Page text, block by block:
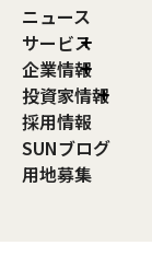
ニュース
サービス
企業情報
投資家情報
採用情報
SUNブログ
用地募集